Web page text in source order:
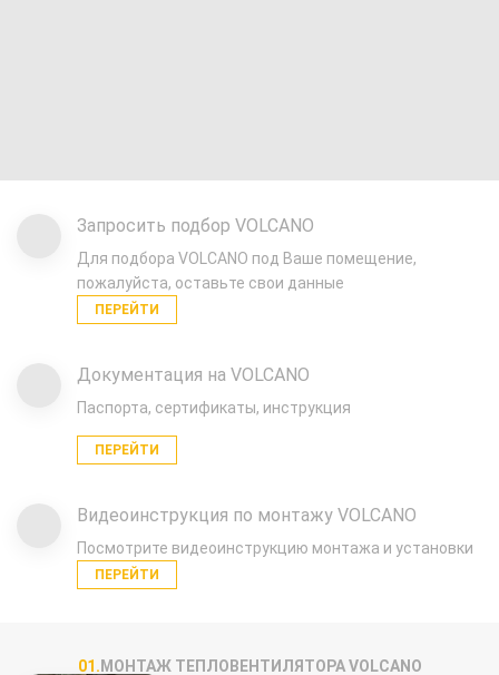
Запросить подбор VOLCANO
Для подбора VOLCANO под Ваше помещение,
пожалуйста, оставьте свои данные
ПЕРЕЙТИ
Документация на VOLCANO
Паспорта, сертификаты, инструкция
ПЕРЕЙТИ
Видеоинструкция по монтажу VOLCANO
Посмотрите видеоинструкцию монтажа и установки
ПЕРЕЙТИ
01. МОНТАЖ ТЕПЛОВЕНТИЛЯТОРА VOLCANO